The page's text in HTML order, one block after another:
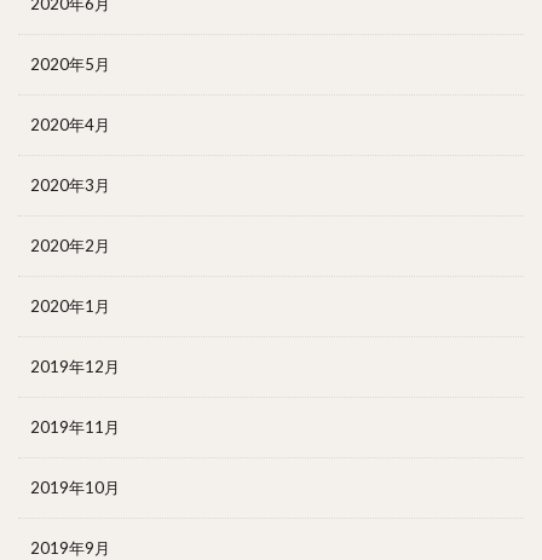
2020年6月
2020年5月
2020年4月
2020年3月
2020年2月
2020年1月
2019年12月
2019年11月
2019年10月
2019年9月